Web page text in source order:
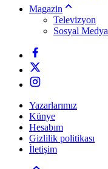
Magazin
Televizyon
Sosyal Medya
Yazarlarımız
Künye
Hesabım
Gizlilik politikası
İletişim